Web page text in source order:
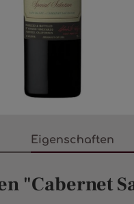
Eigenschaften
"Cabernet